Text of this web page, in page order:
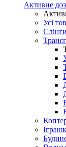
Активне
Усі